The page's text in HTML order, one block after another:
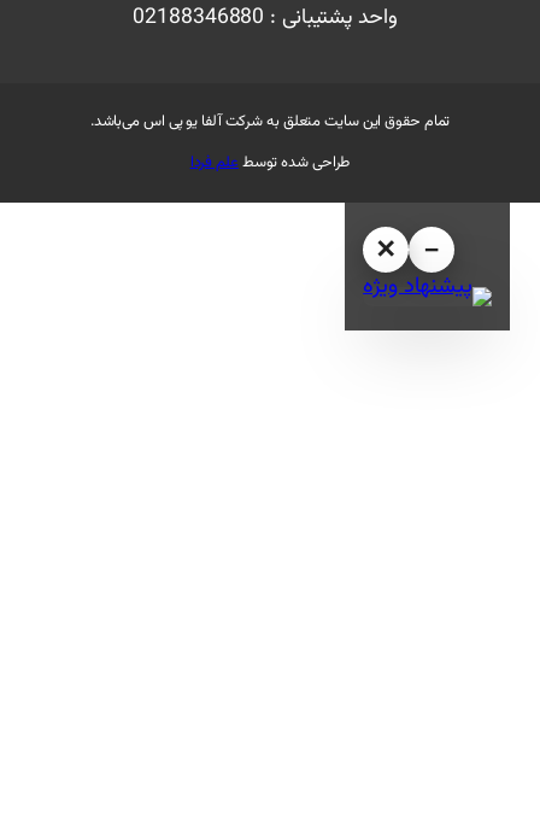
واحد پشتیبانی : 02188346880
تمام حقوق این سایت متعلق به شرکت آلفا یو پی اس می‌باشد.
طراحی شده توسطعلم فردا
✕